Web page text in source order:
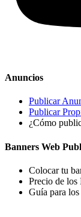
Anuncios
Publicar
Publicar
¿Cómo
Banners Web
Colocar tu
Precio de
Guía para